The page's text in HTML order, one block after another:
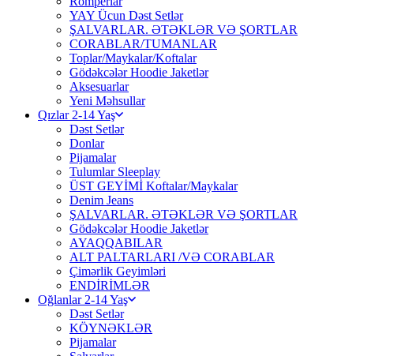
YAY Ücun Dəst Setlər
ŞALVARLAR. ƏTƏKLƏR VƏ ŞORTLAR
CORABLAR/TUMANLAR
Toplar/Maykalar/Koftalar
Gödəkcələr Hoodie Jaketlər
Aksesuarlar
Yeni Məhsullar
Qızlar 2-14 Yaş
Dəst Setlər
Donlar
Pijamalar
Tulumlar Sleeplay
ÜST GEYİMİ Koftalar/Maykalar
Denim Jeans
ŞALVARLAR. ƏTƏKLƏR VƏ ŞORTLAR
Gödəkcələr Hoodie Jaketlər
AYAQQABILAR
ALT PALTARLARI /VƏ CORABLAR
Çimərlik Geyimləri
ENDİRİMLƏR
Oğlanlar 2-14 Yaş
Dəst Setlər
KÖYNƏKLƏR
Pijamalar